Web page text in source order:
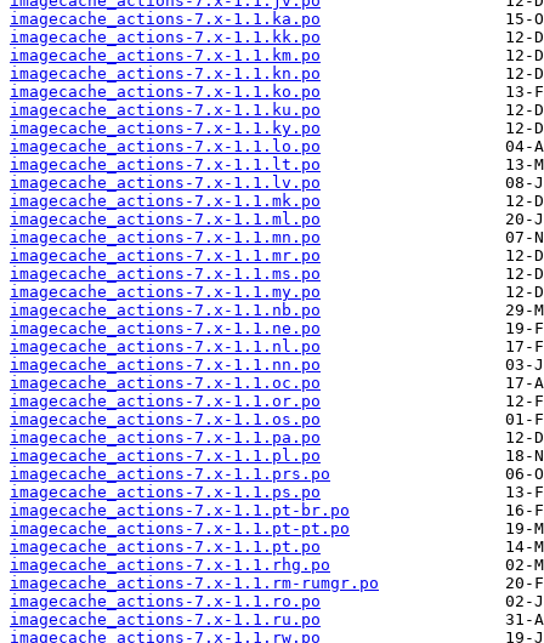
imagecache_actions-7.x-1.1.ka.po
imagecache_actions-7.x-1.1.kk.po
imagecache_actions-7.x-1.1.km.po
imagecache_actions-7.x-1.1.kn.po
imagecache_actions-7.x-1.1.ko.po
imagecache_actions-7.x-1.1.ku.po
imagecache_actions-7.x-1.1.ky.po
imagecache_actions-7.x-1.1.lo.po
imagecache_actions-7.x-1.1.lt.po
imagecache_actions-7.x-1.1.lv.po
imagecache_actions-7.x-1.1.mk.po
imagecache_actions-7.x-1.1.ml.po
imagecache_actions-7.x-1.1.mn.po
imagecache_actions-7.x-1.1.mr.po
imagecache_actions-7.x-1.1.ms.po
imagecache_actions-7.x-1.1.my.po
imagecache_actions-7.x-1.1.nb.po
imagecache_actions-7.x-1.1.ne.po
imagecache_actions-7.x-1.1.nl.po
imagecache_actions-7.x-1.1.nn.po
imagecache_actions-7.x-1.1.oc.po
imagecache_actions-7.x-1.1.or.po
imagecache_actions-7.x-1.1.os.po
imagecache_actions-7.x-1.1.pa.po
imagecache_actions-7.x-1.1.pl.po
imagecache_actions-7.x-1.1.prs.po
imagecache_actions-7.x-1.1.ps.po
imagecache_actions-7.x-1.1.pt-br.po
imagecache_actions-7.x-1.1.pt-pt.po
imagecache_actions-7.x-1.1.pt.po
imagecache_actions-7.x-1.1.rhg.po
imagecache_actions-7.x-1.1.rm-rumgr.po
imagecache_actions-7.x-1.1.ro.po
imagecache_actions-7.x-1.1.ru.po
imagecache_actions-7.x-1.1.rw.po